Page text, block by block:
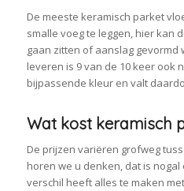
De meeste keramisch parket
smalle voeg te leggen, hier kan
gaan zitten of aanslag gevormd
leveren is 9 van de 10 keer ook
bijpassende kleur en valt
Wat kost keramisch
De prijzen variëren grofweg
horen we u denken, dat is
verschil heeft alles te maken